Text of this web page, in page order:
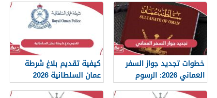
خطوات تجديد جواز السفر
العماني 2026: الرسوم
والمستندات المطلوبة
كيفية تقديم بلاغ شرطة
عمان السلطانية 2026